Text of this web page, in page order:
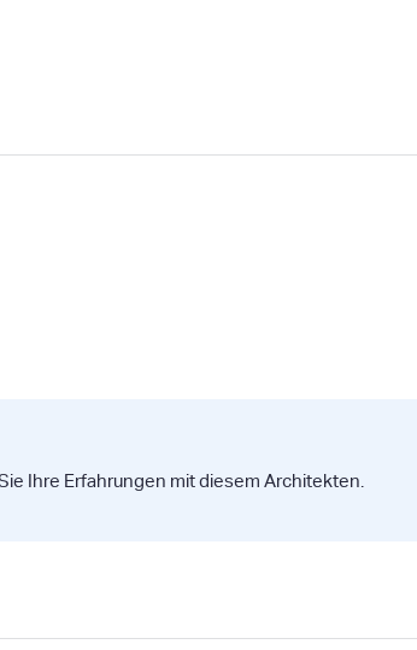
Ihre Erfahrungen mit diesem Architekten.